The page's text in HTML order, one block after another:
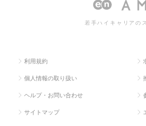
若手ハイキャリアの
利用規約
個人情報の取り扱い
ヘルプ・お問い合わせ
サイトマップ